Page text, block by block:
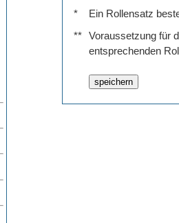
*
Ein Rollensatz
**
Voraussetzung für
entsprechenden